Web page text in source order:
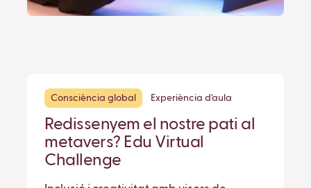
Consciència global Experiència d'aula
Redissenyem el nostre pati al
metavers? Edu Virtual
Challenge